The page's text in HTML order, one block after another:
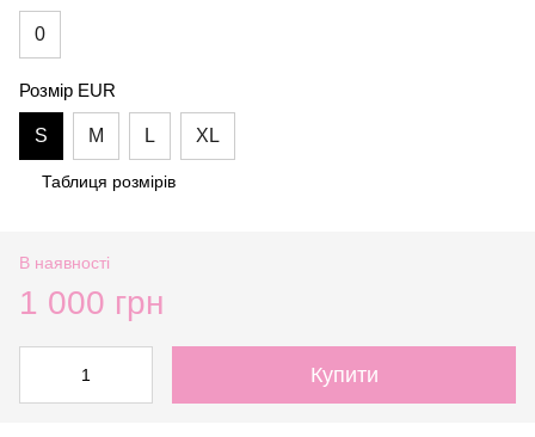
0
Розмір EUR
S M L XL
Таблиця розмірів
В наявності
1 000 грн
Купити